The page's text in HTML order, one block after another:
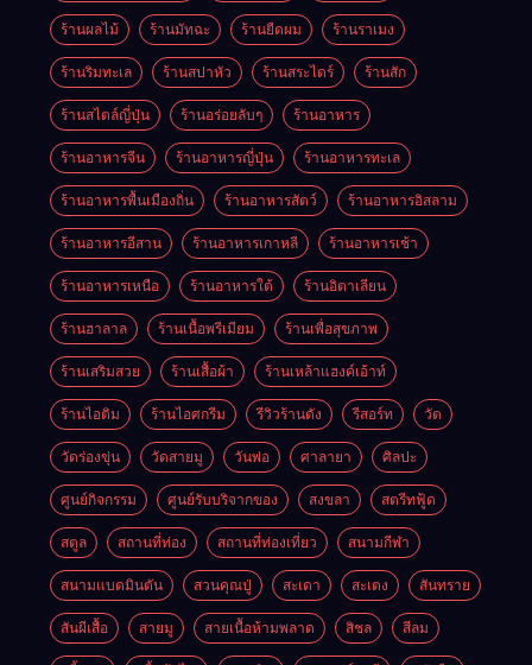
ร้านผลไม้ ร้านมัทฉะ ร้านยืดผม ร้านราเมง
ร้านริมทะเล ร้านสปาหัว ร้านสระไดร์ ร้านสัก
ร้านสไตล์ญี่ปุ่น ร้านอร่อยลับๆ ร้านอาหาร
ร้านอาหารจีน ร้านอาหารญี่ปุ่น ร้านอาหารทะเล
ร้านอาหารพื้นเมืองถิ่น ร้านอาหารสัตว์ ร้านอาหารอิสลาม
ร้านอาหารอีสาน ร้านอาหารเกาหลี ร้านอาหารเช้า
ร้านอาหารเหนือ ร้านอาหารใต้ ร้านอิตาเลียน
ร้านฮาลาล ร้านเนื้อพรีเมียม ร้านเพื่อสุขภาพ
ร้านเสริมสวย ร้านเสื้อผ้า ร้านเหล้าแฮงค์เอ้าท์
ร้านไอติม ร้านไอศกรีม รีวิวร้านดัง รีสอร์ท วัด
วัดร่องขุ่น วัดสายมู วันพ่อ ศาลายา ศิลปะ
ศูนย์กิจกรรม ศูนย์รับบริจากของ สงขลา สตรีทฟู้ด
สตูล สถานที่ท่อง สถานที่ท่องเที่ยว สนามกีฬา
สนามแบดมินตัน สวนคุณปู่ สะเดา สะเตง สันทราย
สันผีเสื้อ สายมู สายเนื้อห้ามพลาด สิชล สีลม